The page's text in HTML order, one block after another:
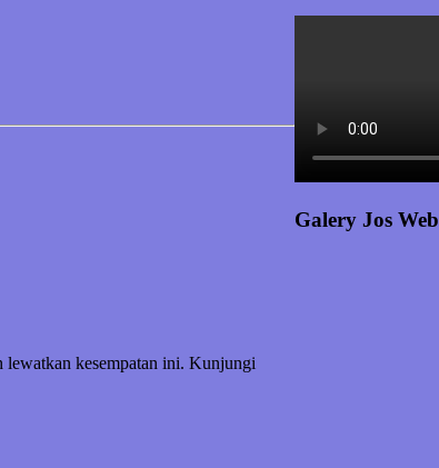
lewatkan kesempatan ini. Kunjungi
Galery Jos Web